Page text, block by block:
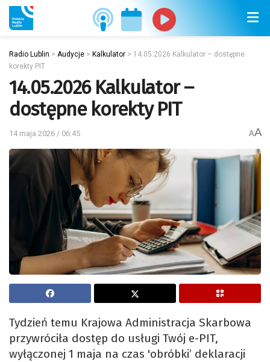
Radio Lublin > Audycje > Kalkulator > 14.05.2026 Kalkulator – dostępne
korekty PIT
14.05.2026 Kalkulator –
dostępne korekty PIT
14 maja 2026 / 06:45 AA
Tydzień temu Krajowa Administracja Skarbowa
przywróciła dostęp do usługi Twój e-PIT,
wyłączonej 1 maja na czas 'obróbki’ deklaracji